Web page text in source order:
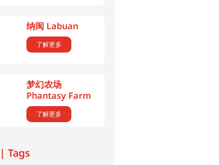
纳闽 Labuan
了解更多
梦幻农场
Phantasy Farm
了解更多
Tags